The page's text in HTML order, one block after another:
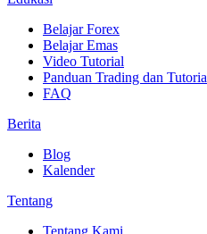
Belajar Forex
Belajar Emas
Video Tutorial
Panduan Trading dan
FAQ
Berita
Blog
Kalender
Tentang
Tentang Kami